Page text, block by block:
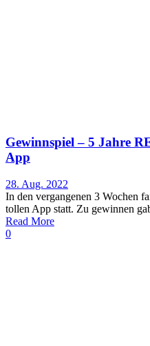
Gewinnspiel – 5 Jahre
App
28. Aug. 2022
In den vergangenen 3 Wochen
tollen App statt. Zu gewinnen
Read More
0